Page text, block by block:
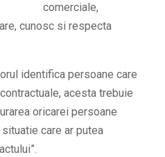
comerciale,
cunosc si respecta
identifica persoane care
acesta trebuie
oricarei persoane
care ar putea